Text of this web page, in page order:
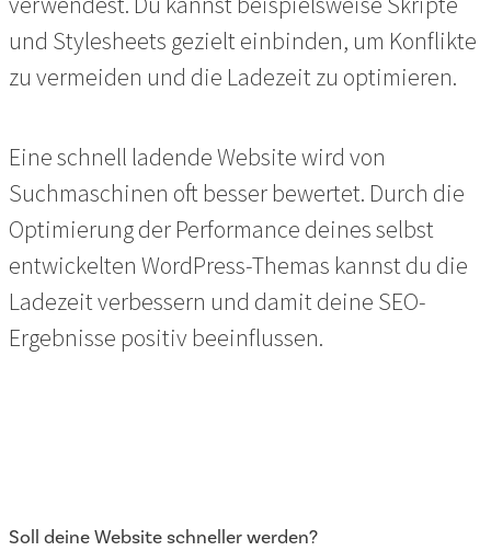
und Stylesheets gezielt einbinden, um Konflikte
zu vermeiden und die Ladezeit zu optimieren.
Eine schnell ladende Website wird von
Suchmaschinen oft besser bewertet. Durch die
Optimierung der Performance deines selbst
entwickelten WordPress-Themas kannst du die
Ladezeit verbessern und damit deine SEO-
Ergebnisse positiv beeinflussen.
Soll deine Website schneller werden?